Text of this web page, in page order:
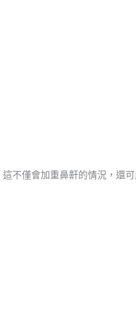
不僅會加重鼻鼾的情況，還